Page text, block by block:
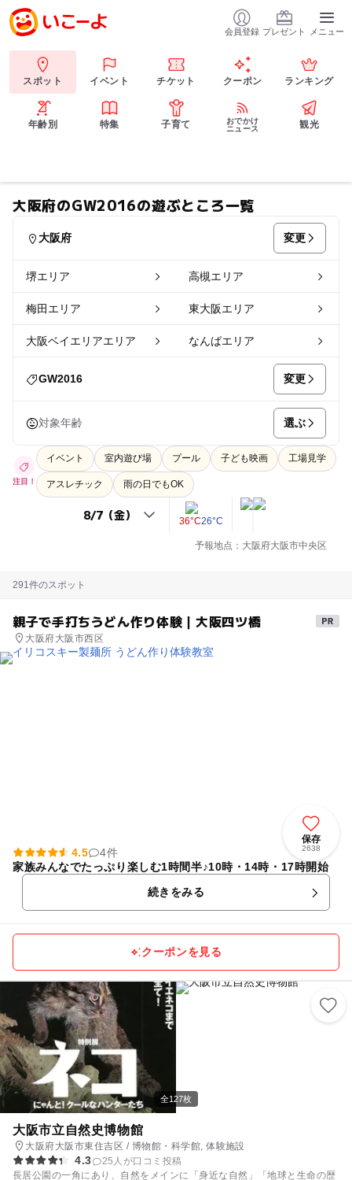
会員登録 プレゼント メニュー
スポット イベント チケット クーポン ランキング
年齢別 特集 子育て
おでかけ
ニュース
観光
大阪府のGW2016の遊ぶところ一覧
大阪府 変更
堺エリア 高槻エリア
梅田エリア 東大阪エリア
大阪ベイエリアエリア なんばエリア
GW2016 変更
対象年齢 選ぶ
注目！
イベント 室内遊び場 プール 子ども映画 工場見学
アスレチック 雨の日でもOK
36°C26°C
予報地点：大阪府大阪市中央区
291件のスポット
親子で手打ちうどん作り体験｜大阪四ツ橋
大阪府大阪市西区
保存
2638
4.5
4件
家族みんなでたっぷり楽しむ1時間半♪10時・14時・17時開始
続きをみる
クーポンを見る
全127枚
大阪市立自然史博物館
大阪府大阪市東住吉区 / 博物館・科学館, 体験施設
4.3
25人が口コミ投稿
長居公園の一角にあり、自然をメインに「身近な自然」「地球と生命の歴